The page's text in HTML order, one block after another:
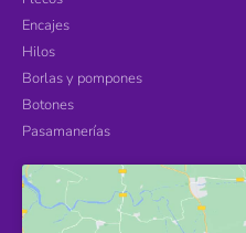
Encajes
Hilos
Borlas y pompones
Botones
Pasamanerías